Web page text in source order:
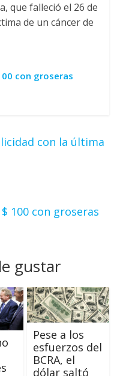
que falleció el 26 de
de un cáncer de
con groseras
con la última
100 con groseras
gustar
Pese a los
esfuerzos del
BCRA, el
dólar saltó